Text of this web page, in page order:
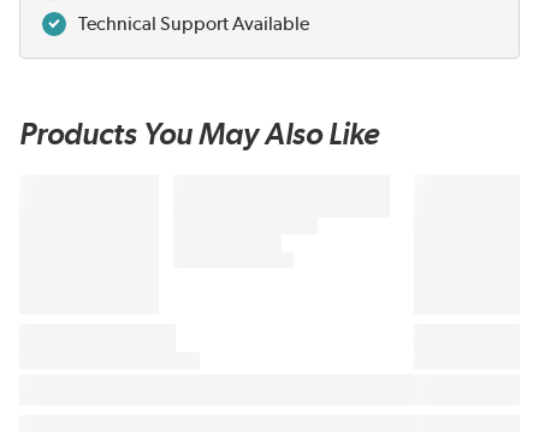
Technical Support Available
Products You May Also Like